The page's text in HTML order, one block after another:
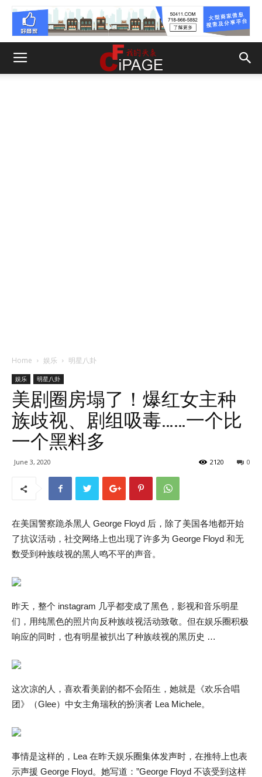
Home 娱乐 明星八卦
娱乐 明星八卦
美剧圈房塌了！爆红女主种
族歧视、剧组吸毒……一个比
一个黑料多
June 3, 2020 0
2120
在美国警察跪杀黑人 George Floyd 后，除了美国各地都开始
了抗议活动，社交网络上也出现了许多为 George Floyd 和无
数受到种族歧视的黑人鸣不平的声音。
昨天，整个 instagram 几乎都变成了黑色，影视和音乐明星
们，用纯黑色的照片向反种族歧视活动致敬。但在娱乐圈积极
响应的同时，也有明星被扒出了种族歧视的黑历史 …
这次凉的人，喜欢看美剧的都不会陌生，她就是《欢乐合唱
团》（Glee）中女主角瑞秋的扮演者 Lea Michele。
事情是这样的，Lea 在昨天娱乐圈集体发声时，在推特上也表
示声援 George Floyd。她写道：”George Floyd 不该受到这样